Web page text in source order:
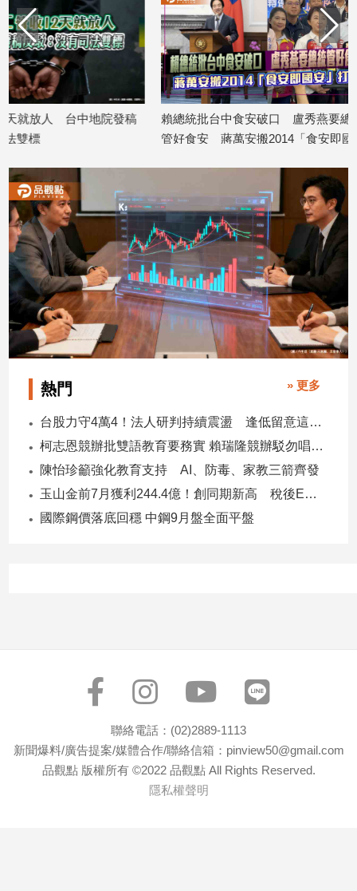
影
推
薦
科
技/
遊
戲
運
寵
物
Pet
影
音
專
區
體
賴總統批台中食安破口 盧秀燕要總統
管好食安 蔣萬安搬2014「食安即國
2026/08/06
蔣萬安回應遮簽名
還是油飯，我都很
熱門 » 更多
台股力守4萬4！法人研判持續震盪 逢低留意這些族群
柯志恩競辦批雙語教育要務實 賴瑞隆競辦駁勿唱衰高雄
陳怡珍籲強化教育支持 AI、防毒、家教三箭齊發
玉山金前7月獲利244.4億！創同期新高 稅後EPS自結1.51元
國際鋼價落底回穩 中鋼9月盤全面平盤
聯絡電話：(02)2889-1113
新聞爆料/廣告提案/媒體合作/聯絡信箱：pinview50@gmail.com
品觀點 版權所有 ©2022 品觀點 All Rights Reserved.
隱私權聲明